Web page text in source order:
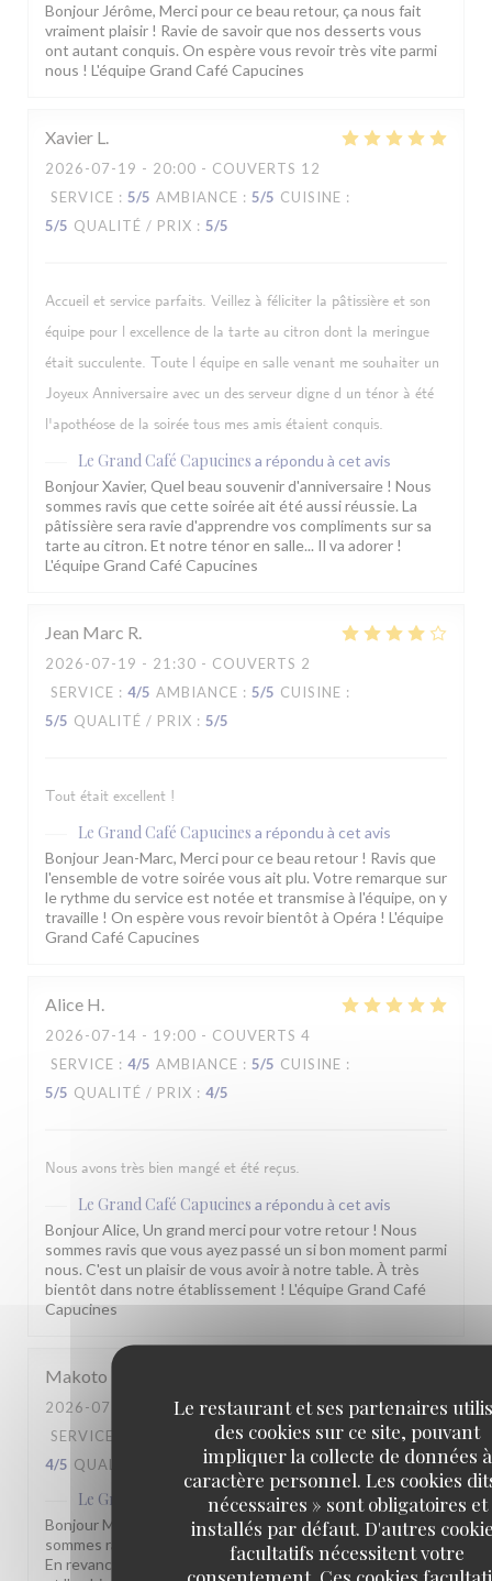
Le restaurant et ses partenaires
des cookies sur ce site, pouvant
impliquer la collecte de données à
caractère personnel. Les cookies
nécessaires » sont obligatoires et
installés par défaut. D'autres
facultatifs nécessitent votre
consentement. Ces cookies
Bonjour Jérôme, Merci pour ce beau retour, ça nous fait
vraiment plaisir ! Ravie de savoir que nos desserts vous
ont autant conquis. On espère vous revoir très vite parmi
nous ! L'équipe Grand Café Capucines
Xavier L
2026-07-19 - 20:00 - COUVERTS 12
SERVICE : 5/5 AMBIANCE : 5/5 CUISINE :
5/5 QUALITÉ / PRIX : 5/5
Accueil et service parfaits. Veillez à féliciter la pâtissière et son
équipe pour l excellence de la tarte au citron dont la meringue
était succulente. Toute l équipe en salle venant me souhaiter un
Joyeux Anniversaire avec un des serveur digne d un ténor à été
l'apothéose de la soirée tous mes amis étaient conquis.
Le Grand Café Capucines a répondu à cet avis
Bonjour Xavier, Quel beau souvenir d'anniversaire ! Nous
sommes ravis que cette soirée ait été aussi réussie. La
pâtissière sera ravie d'apprendre vos compliments sur sa
tarte au citron. Et notre ténor en salle... Il va adorer !
L'équipe Grand Café Capucines
Jean Marc R
2026-07-19 - 21:30 - COUVERTS 2
SERVICE : 4/5 AMBIANCE : 5/5 CUISINE :
5/5 QUALITÉ / PRIX : 5/5
Tout était excellent !
Le Grand Café Capucines a répondu à cet avis
Bonjour Jean-Marc, Merci pour ce beau retour ! Ravis que
l'ensemble de votre soirée vous ait plu. Votre remarque sur
le rythme du service est notée et transmise à l'équipe, on y
travaille ! On espère vous revoir bientôt à Opéra ! L'équipe
Grand Café Capucines
Alice H
2026-07-14 - 19:00 - COUVERTS 4
SERVICE : 4/5 AMBIANCE : 5/5 CUISINE :
5/5 QUALITÉ / PRIX : 4/5
Nous avons très bien mangé et été reçus.
Le Grand Café Capucines a répondu à cet avis
Bonjour Alice, Un grand merci pour votre retour ! Nous
sommes ravis que vous ayez passé un si bon moment parmi
nous. C'est un plaisir de vous avoir à notre table. À très
bientôt dans notre établissement ! L'équipe Grand Café
Capucines
Makoto
2026-07-13
- 19:30 - COUVERTS 4
SERVICE
AMBIANCE: 3/5 CUISINE:
4/5 QUALITÉ / PRIX 3/5
Le Grand Café Capucinesa répondu à cet avis
Bonjour Makoto, Merci pour votre retour sincère. Nous
sommes ravis que les plats vous aient donné satisfaction.
En revanche, nous entendons vos remarques sur le service